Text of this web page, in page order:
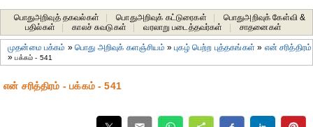
பொதுஅறிவுத் தகவல்கள் பொதுஅறிவுக் கட்டுரைகள்
பொதுஅறிவுக் கேள்வி &
பதில்கள்
காலச் சுவடுகள் வரலாறு படைத்தவர்கள் சாதனைகள்‎
முதன்மை பக்கம் »பொது அறிவுக் களஞ்சியம் »புகழ் பெற்ற புத்தகங்கள் » என் சரித்திரம்
»பக்கம் - 541
என் சரித்திரம் - பக்கம் - 541